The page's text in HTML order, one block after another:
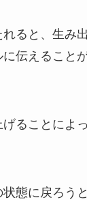
ると、生み
伝えること
げることによ
態に戻ろう